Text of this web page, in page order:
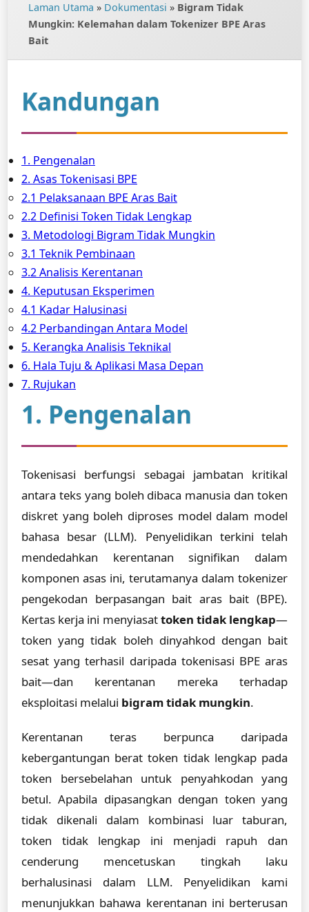
Laman Utama » Dokumentasi » Bigram Tidak
Mungkin: Kelemahan dalam Tokenizer BPE Aras
Bait
Kandungan
1. Pengenalan
2. Asas Tokenisasi BPE
2.1 Pelaksanaan BPE Aras Bait
2.2 Definisi Token Tidak Lengkap
3. Metodologi Bigram Tidak Mungkin
3.1 Teknik Pembinaan
3.2 Analisis Kerentanan
4. Keputusan Eksperimen
4.1 Kadar Halusinasi
4.2 Perbandingan Antara Model
5. Kerangka Analisis Teknikal
6. Hala Tuju & Aplikasi Masa Depan
7. Rujukan
1. Pengenalan
Tokenisasi berfungsi sebagai jambatan kritikal
antara teks yang boleh dibaca manusia dan token
diskret yang boleh diproses model dalam model
bahasa besar (LLM). Penyelidikan terkini telah
mendedahkan kerentanan signifikan dalam
komponen asas ini, terutamanya dalam tokenizer
pengekodan berpasangan bait aras bait (BPE).
Kertas kerja ini menyiasattoken tidak lengkap—
token yang tidak boleh dinyahkod dengan bait
sesat yang terhasil daripada tokenisasi BPE aras
bait—dan kerentanan mereka terhadap
eksploitasi melalui bigram tidak mungkin.
Kerentanan teras berpunca daripada
kebergantungan berat token tidak lengkap pada
token bersebelahan untuk penyahkodan yang
betul. Apabila dipasangkan dengan token yang
tidak dikenali dalam kombinasi luar taburan,
token tidak lengkap ini menjadi rapuh dan
cenderung mencetuskan tingkah laku
berhalusinasi dalam LLM. Penyelidikan kami
menunjukkan bahawa kerentanan ini berterusan